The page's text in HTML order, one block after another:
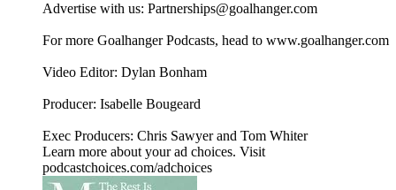
Advertise with us: ⁠⁠⁠⁠⁠⁠⁠⁠⁠⁠⁠⁠⁠⁠⁠⁠⁠⁠⁠⁠⁠⁠⁠⁠⁠⁠⁠⁠⁠Partnerships@goalhanger.com⁠
For more Goalhanger Podcasts, head to ⁠www.goalhanger.com⁠
Video Editor: Dylan Bonham
Producer: Isabelle Bougeard
Exec Producers: Chris Sawyer and Tom Whiter
Learn more about your ad choices. Visit
podcastchoices.com/adchoices